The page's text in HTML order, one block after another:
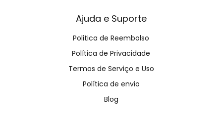
Ajuda e Suporte
Politica de Reembolso
Política de Privacidade
Termos de Serviço e Uso
Política de envio
Blog